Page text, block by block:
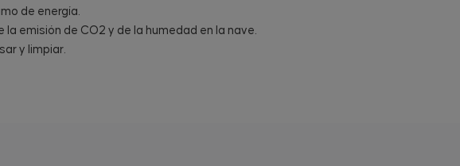
de energía.
la emisión de CO2 y de la humedad en la nave.
y limpiar.